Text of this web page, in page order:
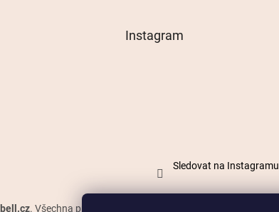
Instagram
Sledovat na Instagramu
. Všechna práva vyhrazena.